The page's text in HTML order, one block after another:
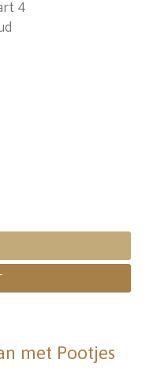
met Pootjes